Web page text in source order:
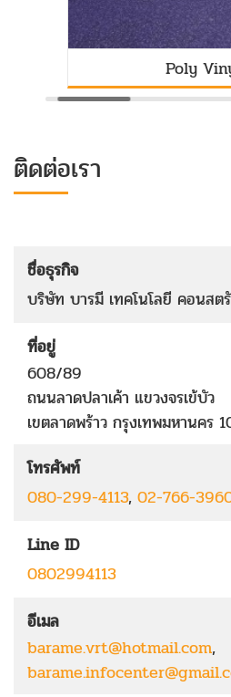
Poly
ติดต่อเรา
ชื่อธุรกิจ
บริษัท บารมี เทคโนโลยี คอนสต
ที่อยู่
608/89
ถนนลาดปลาเค้า แขวงจรเข้บัว
เขตลาดพร้าว กรุงเทพมหานคร
โทรศัพท์
080-299-4113, 02-766-
Line ID
0802994113
อีเมล
barame.vrt@hotmail.com,